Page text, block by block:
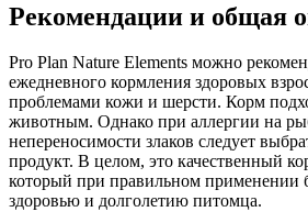
Рекомендации и общая
Pro Plan Nature Elements можно
ежедневного кормления здоровых
проблемами кожи и шерсти. Корм
животным. Однако при аллергии на
непереносимости злаков следует
продукт. В целом, это качественный
который при правильном применении
здоровью и долголетию питомца.